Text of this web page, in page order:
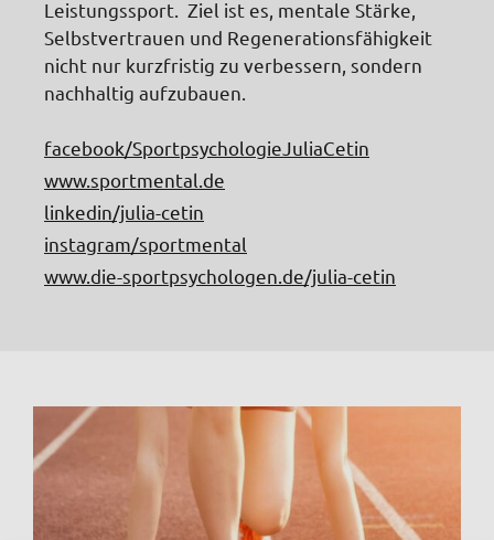
Leistungssport. Ziel ist es, mentale Stärke,
Selbstvertrauen und Regenerationsfähigkeit
nicht nur kurzfristig zu verbessern, sondern
nachhaltig aufzubauen.
facebook/SportpsychologieJuliaCetin
www.sportmental.de
linkedin/julia-cetin
instagram/sportmental
www.die-sportpsychologen.de/julia-cetin